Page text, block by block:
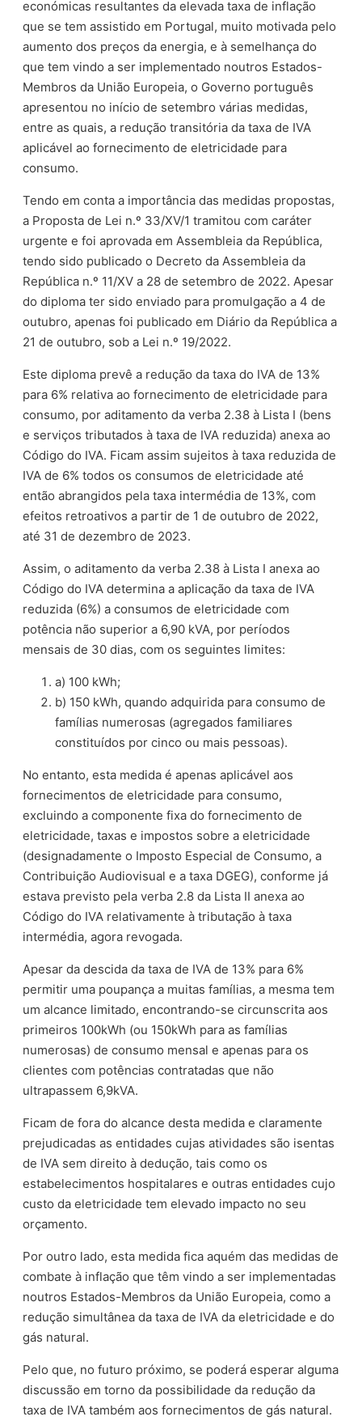
económicas resultantes da elevada taxa de inflação
que se tem assistido em Portugal, muito motivada pelo
aumento dos preços da energia, e à semelhança do
que tem vindo a ser implementado noutros Estados-
Membros da União Europeia, o Governo português
apresentou no início de setembro várias medidas,
entre as quais, a redução transitória da taxa de IVA
aplicável ao fornecimento de eletricidade para
consumo.
Tendo em conta a importância das medidas propostas,
a Proposta de Lei n.º 33/XV/1 tramitou com caráter
urgente e foi aprovada em Assembleia da República,
tendo sido publicado o Decreto da Assembleia da
República n.º 11/XV a 28 de setembro de 2022. Apesar
do diploma ter sido enviado para promulgação a 4 de
outubro, apenas foi publicado em Diário da República a
21 de outubro, sob a Lei n.º 19/2022.
Este diploma prevê a redução da taxa do IVA de 13%
para 6% relativa ao fornecimento de eletricidade para
consumo, por aditamento da verba 2.38 à Lista I (bens
e serviços tributados à taxa de IVA reduzida) anexa ao
Código do IVA. Ficam assim sujeitos à taxa reduzida de
IVA de 6% todos os consumos de eletricidade até
então abrangidos pela taxa intermédia de 13%, com
efeitos retroativos a partir de 1 de outubro de 2022,
até 31 de dezembro de 2023.
Assim, o aditamento da verba 2.38 à Lista I anexa ao
Código do IVA determina a aplicação da taxa de IVA
reduzida (6%) a consumos de eletricidade com
potência não superior a 6,90 kVA, por períodos
mensais de 30 dias, com os seguintes limites:
a) 100 kWh;
b) 150 kWh, quando adquirida para consumo de
famílias numerosas (agregados familiares
constituídos por cinco ou mais pessoas).
No entanto, esta medida é apenas aplicável aos
fornecimentos de eletricidade para consumo,
excluindo a componente fixa do fornecimento de
eletricidade, taxas e impostos sobre a eletricidade
(designadamente o Imposto Especial de Consumo, a
Contribuição Audiovisual e a taxa DGEG), conforme já
estava previsto pela verba 2.8 da Lista II anexa ao
Código do IVA relativamente à tributação à taxa
intermédia, agora revogada.
Apesar da descida da taxa de IVA de 13% para 6%
permitir uma poupança a muitas famílias, a mesma tem
um alcance limitado, encontrando-se circunscrita aos
primeiros 100kWh (ou 150kWh para as famílias
numerosas) de consumo mensal e apenas para os
clientes com potências contratadas que não
ultrapassem 6,9kVA.
Ficam de fora do alcance desta medida e claramente
prejudicadas as entidades cujas atividades são isentas
de IVA sem direito à dedução, tais como os
estabelecimentos hospitalares e outras entidades cujo
custo da eletricidade tem elevado impacto no seu
orçamento.
Por outro lado, esta medida fica aquém das medidas de
combate à inflação que têm vindo a ser implementadas
noutros Estados-Membros da União Europeia, como a
redução simultânea da taxa de IVA da eletricidade e do
gás natural.
Pelo que, no futuro próximo, se poderá esperar alguma
discussão em torno da possibilidade da redução da
taxa de IVA também aos fornecimentos de gás natural.